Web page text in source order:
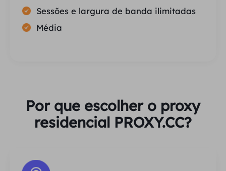
Sessões e largura de banda ilimitadas
Média
Por que escolher o proxy
residencial PROXY.CC?